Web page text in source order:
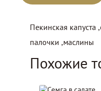
Пекинская
палочки ,маслины
Похожие